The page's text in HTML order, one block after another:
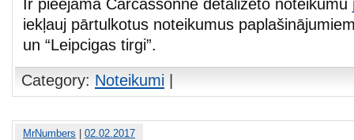
Ir pieejama Carcassonne detalizēto noteikumu
iekļauj pārtulkotus noteikumus
un “Leipcigas tirgi”.
Category: Noteikumi
MrNumbers 02.02.2017